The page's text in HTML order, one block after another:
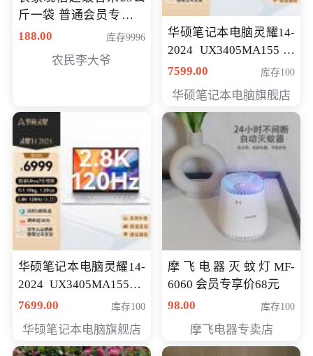
斤一袋 普通会员专享价
格178元
188.00 库存9996
农民李大爷
华硕笔记本电脑灵耀14-
2024 UX3405MA155冰
川银 oled 智慧轻薄本 会
7599.00 库存100
华硕笔记本电脑旗舰店
华硕笔记本电脑灵耀14-
2024 UX3405MA155夜
空蓝 oled 智慧轻薄本 会
7699.00 库存100
华硕笔记本电脑旗舰店
摩飞电器灭蚊灯MF-
6060 会员专享价68元
98.00
库存100
摩飞电器专卖店